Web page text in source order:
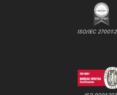
ISO/IEC